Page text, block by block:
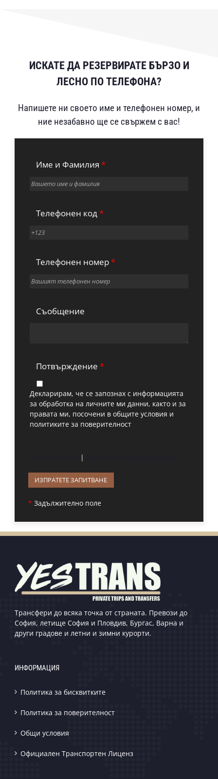
ИСКАТЕ ДА РЕЗЕРВИРАТЕ БЪРЗО И
ЛЕСНО ПО ТЕЛЕФОНА?
Напишете ни своето име и телефонен номер, и
ние незабавно ще се свържем с вас!
Име и Фамилия *
Телефонен код*
Телефонен номер*
Съобщение
Потвърждение *
Декларирам, че се запознах с информацията
за обработка на личните ми данни, както и за
правата ми, посочени в общите условия и
политиките за поверителност
|
* Задължително поле
Трансфери до всяка точка от страната. Превози до
София, летище София и Пловдив, Бургас, Варна и
други градове и летни и зимни курорти.
ИНФОРМАЦИЯ
Политика за бисквитките
Политика за поверителност
Общи условия
Официален Транспортен Лиценз